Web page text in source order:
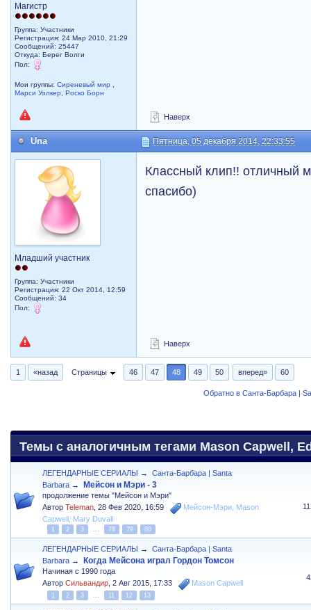
Магистр
Группа: Участники
Регистрация: 24 Мар 2010, 21:29
Сообщений: 25447
Откуда: Берег Волги
Пол:
Мои группы:Сиреневый мир ,
Марси Уолкер, Роско Борн
Наверх
Una Пятница, 05 декабря 2014, 22:33:55
Младший участник
Группа: Участники
Регистрация: 22 Окт 2014, 12:59
Сообщений: 34
Пол:
Классный клип!! отличный
спасибо)
Наверх
1 «назад Страницы 46 47 48 49 50 вперед» 60
Обратно в Санта-Барбара |
Темы с аналогичным тегами Mason Capwell,
ЛЕГЕНДАРНЫЕ СЕРИАЛЫ →
Санта-Барбара | Santa
Barbara → Мейсон и Мэри - 3
продолжение темы "Мейсон и Мэри"
АвторTeleman,28 Фев 2020, 16:59 Мейсон-Мэри, Mason
Capwell Mary Duvall
1 2 3 78 79 80
ЛЕГЕНДАРНЫЕ СЕРИАЛЫ →
Санта-Барбара | Santa
Barbara → Когда Мейсона играл Гордон Томсон
Начиная с 1990 года
АвторСильвандир,2 Авг 2015, 17:33 Mason Capwell
1 2 3 11 12 13